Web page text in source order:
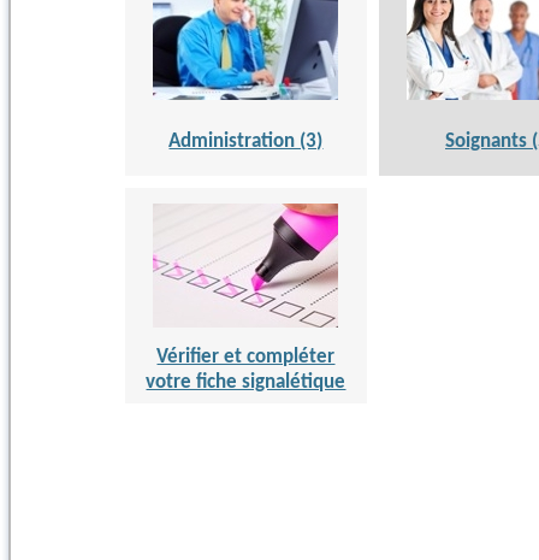
Administration (3) Soignants
Vérifier et compléter
votre fiche signalétique